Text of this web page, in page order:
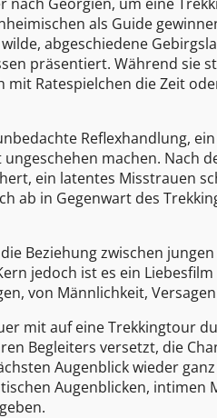
als Guide
abgeschiedene
präsentiert. Während sie
Ratespielchen die Zeit
Reflexhandlung,
machen. Nach
ein latentes Misstrauen
ab in Gegenwart des
Beziehung zwischen
jedoch ist es ein
von Männlichkeit,
mit auf eine Trekkingtour
Begleiters versetzt, die
Augenblick wieder
Augenblicken, intimen